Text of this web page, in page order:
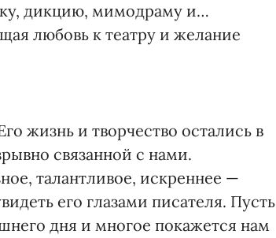
дикцию, мимодраму и…
любовь к театру и желание
жизнь и творчество остались в
связанной с нами.
талантливое, искреннее —
его глазами писателя. Пусть
дня и многое покажется нам